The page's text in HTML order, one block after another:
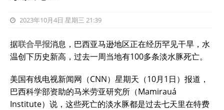
2023年10月4日 星期三 21:39
据联合早报消息，巴西亚马逊地区正在经历罕见干旱，水
温创下历史新高，过去一周当地有100多条淡水豚死亡。
美国有线电视新闻网（CNN）星期天（10月1日）报道，
巴西科学部资助的马米劳亚研究所（Mamirauá
Institute）说，这些死亡的淡水豚都是过去七天里在特费